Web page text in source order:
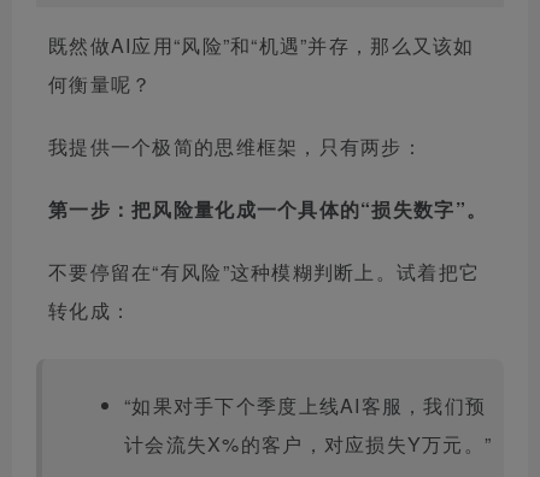
既然做AI应用“风险”和“机遇”并存，那么又该如
何衡量呢？
我提供一个极简的思维框架，只有两步：
第一步：把风险量化成一个具体的“损失数字”。
不要停留在“有风险”这种模糊判断上。试着把它
转化成：
“如果对手下个季度上线AI客服，我们预
计会流失X%的客户，对应损失Y万元。”